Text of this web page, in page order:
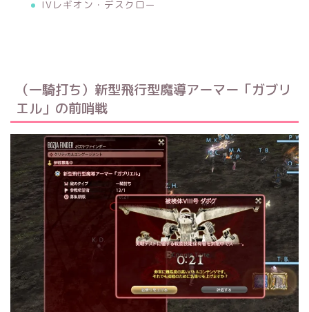
IVレギオン・デスクロー
（一騎打ち）新型飛行型魔導アーマー「ガブリ
エル」の前哨戦